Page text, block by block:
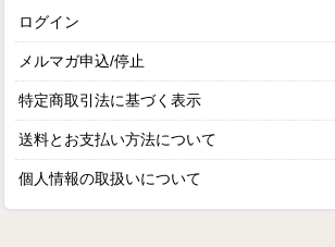
ログイン
メルマガ申込/停止
特定商取引法に基づく表示
送料とお支払い方法について
個人情報の取扱いについて